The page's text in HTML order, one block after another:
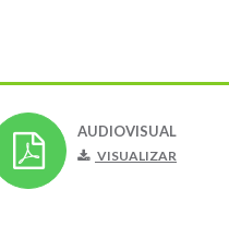
AUDIOVISUAL
VISUALIZAR